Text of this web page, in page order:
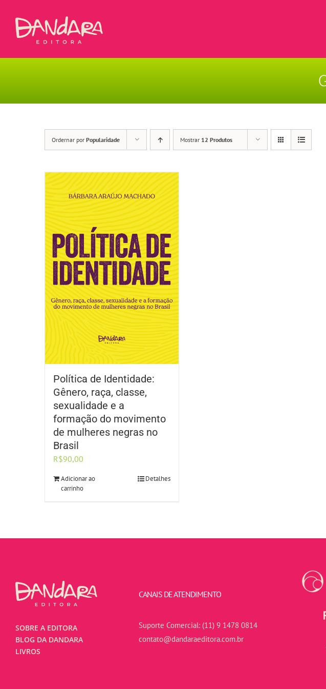
Ordernar por Popularidade Mostrar 12 Produtos
Política de Identidade:
Gênero, raça, classe,
sexualidade e a
formação do movimento
de mulheres negras no
Brasil
R$90,00
Adicionar ao
carrinho
Detalhes
SOBRE A EDITORA
BLOG DA DANDARA
LIVROS
CANAIS DE ATENDIMENTO
Suporte Comercial: (11) 9 1478 0814
contato@dandaraeditora.com.br